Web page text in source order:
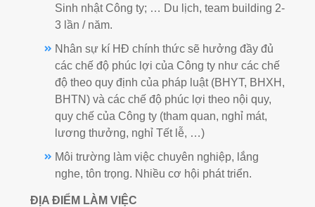
Sinh nhật Công ty; … Du lịch, team building 2-
3 lần / năm.
Nhân sự kí HĐ chính thức sẽ hưởng đầy đủ
các chế độ phúc lợi của Công ty như các chế
độ theo quy định của pháp luật (BHYT, BHXH,
BHTN) và các chế độ phúc lợi theo nội quy,
quy chế của Công ty (tham quan, nghỉ mát,
lương thưởng, nghỉ Tết lễ, …)
Môi trường làm việc chuyên nghiệp, lắng
nghe, tôn trọng. Nhiều cơ hội phát triển.
ĐỊA ĐIỂM LÀM VIỆC